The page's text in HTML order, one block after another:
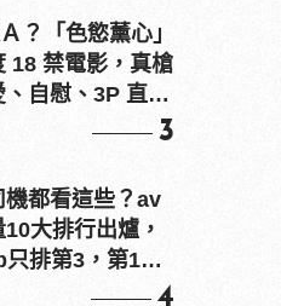
？「色慾薰心」
18 禁電影，真槍
自慰、3P 直接
3
機都看這些？av
大排行出爐，
排第3，第1名
4